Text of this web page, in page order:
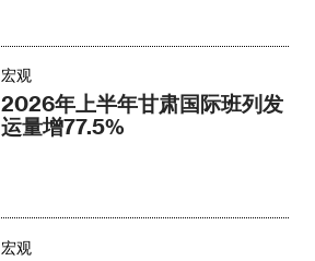
宏观
2026年上半年甘肃国际班列发
运量增77.5%
宏观